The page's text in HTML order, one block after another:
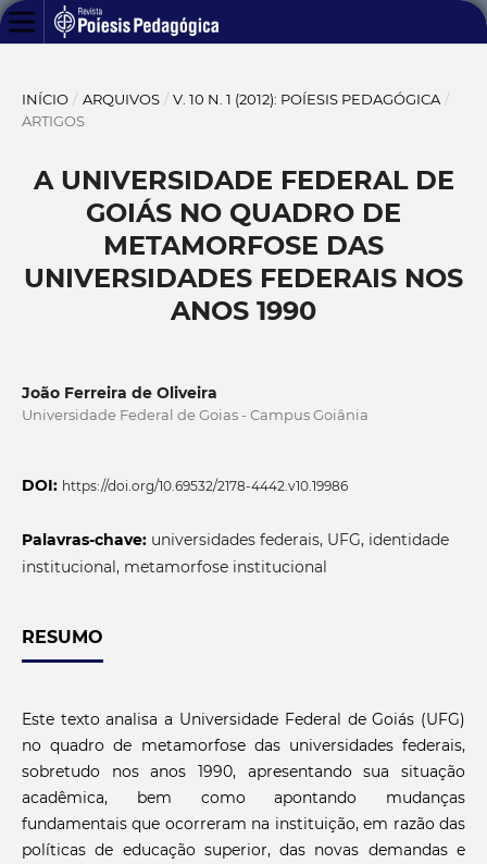
INÍCIO / ARQUIVOS / V. 10 N. 1 (2012): POÍESIS PEDAGÓGICA /
ARTIGOS
A UNIVERSIDADE FEDERAL DE
GOIÁS NO QUADRO DE
METAMORFOSE DAS
UNIVERSIDADES FEDERAIS NOS
ANOS 1990
João Ferreira de Oliveira
Universidade Federal de Goias - Campus Goiânia
DOI: https://doi.org/10.69532/2178-4442.v10.19986
Palavras-chave: universidades federais, UFG, identidade
institucional, metamorfose institucional
RESUMO
Este texto analisa a Universidade Federal de Goiás (UFG)
no quadro de metamorfose das universidades federais,
sobretudo nos anos 1990, apresentando sua situação
acadêmica, bem como apontando mudanças
fundamentais que ocorreram na instituição, em razão das
políticas de educação superior, das novas demandas e